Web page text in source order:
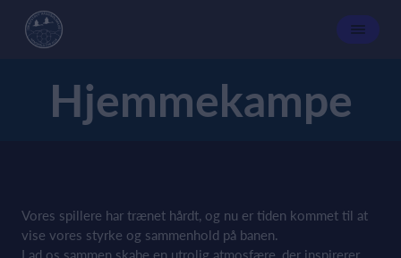
Hjemmekampe
Vores spillere har trænet hårdt, og nu er tiden kommet til at
vise vores styrke og sammenhold på banen.
Lad os sammen skabe en utrolig atmosfære, der inspirerer